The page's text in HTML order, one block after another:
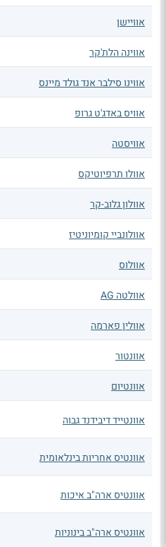
אוויישן
אווינה הלת'קר
אווינו סילבר אנד גולד מיינס
אוויס באדג'ט גרופ
אוויסטה
אוולו תרפיוטיקס
אוולון גלוב-קר
אוולונביי קומיוניטיז
אוולוס
אוולטה AG
אוולין פארמה
אוונטור
אוונטיום
אוונטייד דיבידנד גבוה
אוונטיס אחריות בינלאומית
אוונטיס ארה"ב איכות
אוונטיס ארה"ב בינוניות